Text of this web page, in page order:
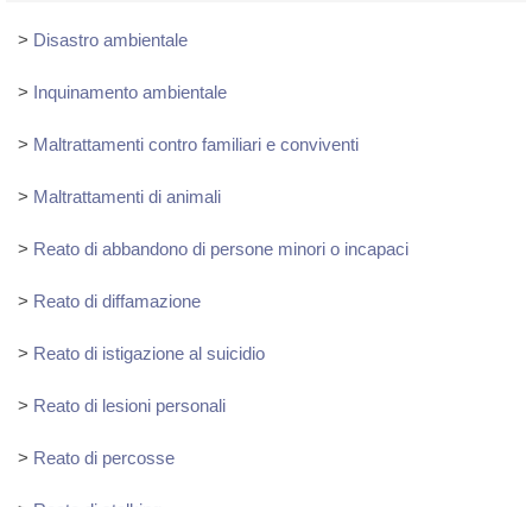
> Disastro ambientale
> Inquinamento ambientale
> Maltrattamenti contro familiari e conviventi
> Maltrattamenti di animali
> Reato di abbandono di persone minori o incapaci
> Reato di diffamazione
> Reato di istigazione al suicidio
> Reato di lesioni personali
> Reato di percosse